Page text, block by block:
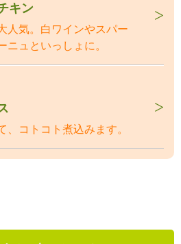
キン
人気。白ワインやスパー
ニュといっしょに。
、コトコト煮込みます。